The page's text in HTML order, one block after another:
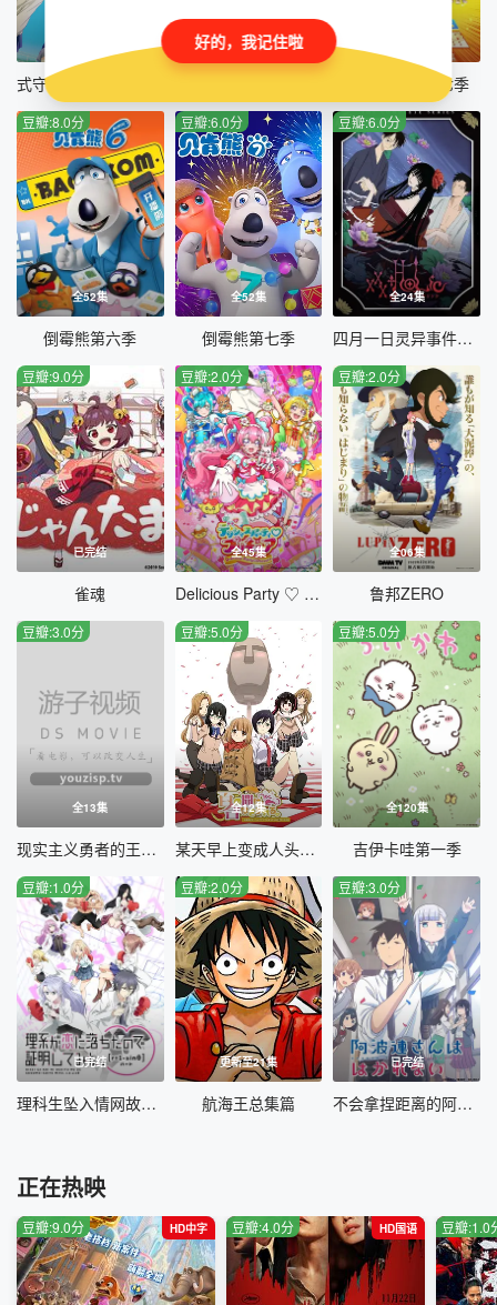
全12集
海底小纵队第七季
全52集
豆瓣:8.0分
倒霉熊第六季
全52集
豆瓣:6.0分
倒霉熊第七季
全24集
豆瓣:6.0分
四月一日灵异事件簿第一季
已完结
豆瓣:9.0分
雀魂
全45集
豆瓣:2.0分
Delicious Party ♡ 光之美少女
全06集
豆瓣:2.0分
鲁邦ZERO
全13集
豆瓣:3.0分
现实主义勇者的王国再建记第二季
全12集
豆瓣:5.0分
某天早上变成人头麦克风的我君的人生
全120集
豆瓣:5.0分
吉伊卡哇第一季
已完结
豆瓣:1.0分
理科生坠入情网故尝试证明第二季国语
更新至21集
豆瓣:2.0分
航海王总集篇
已完结
豆瓣:3.0分
不会拿捏距离的阿波连同学国语
正在热映
HD中字
豆瓣:9.0分 HD国语
豆瓣:4.0分 豆瓣:1.0
好的，我记住啦